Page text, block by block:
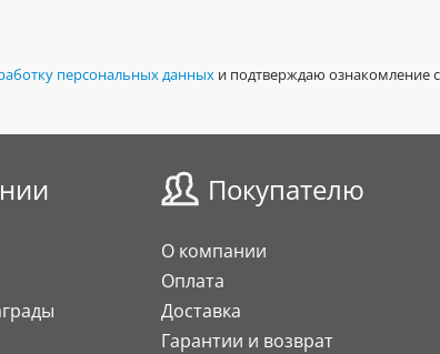
персональных данных и подтверждаю ознакомление с
Покупателю
О компании
Оплата
Доставка
Гарантии и возврат